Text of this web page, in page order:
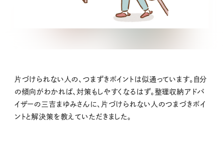
片づけられない人の、つまずきポイントは似通っています。自分
の傾向がわかれば、対策もしやすくなるはず。整理収納アドバ
イザーの三吉まゆみさんに、片づけられない人のつまづきポイ
ントと解決策を教えていただきました。